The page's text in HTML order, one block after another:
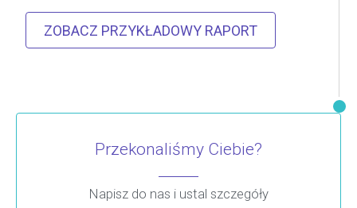
ZOBACZ PRZYKŁADOWY RAPORT
Przekonaliśmy Ciebie?
Napisz do nas i ustal szczegóły